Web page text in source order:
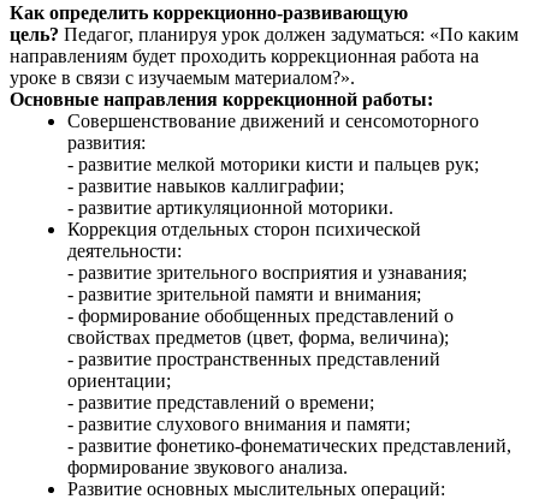
Как определить коррекционно-развивающую
цель? Педагог, планируя урок должен задуматься: «По каким
направлениям будет проходить коррекционная работа на
уроке в связи с изучаемым материалом?».
Основные направления коррекционной работы:
Совершенствование движений и сенсомоторного
развития:
- развитие мелкой моторики кисти и пальцев рук;
- развитие навыков каллиграфии;
- развитие артикуляционной моторики.
Коррекция отдельных сторон психической
деятельности:
- развитие зрительного восприятия и узнавания;
- развитие зрительной памяти и внимания;
- формирование обобщенных представлений о
свойствах предметов (цвет, форма, величина);
- развитие пространственных представлений
ориентации;
- развитие представлений о времени;
- развитие слухового внимания и памяти;
- развитие фонетико-фонематических представлений,
формирование звукового анализа.
Развитие основных мыслительных операций: